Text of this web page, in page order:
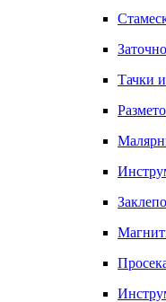
Тачки